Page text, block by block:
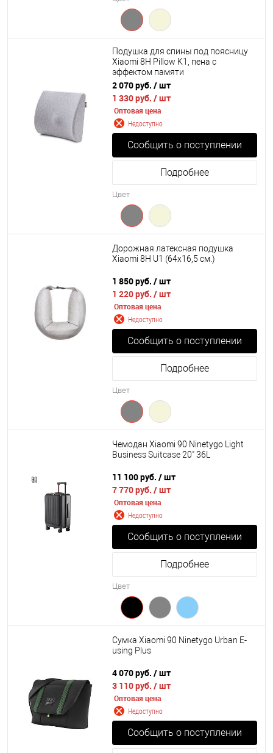
Подушка для спины под поясницу
Xiaomi 8H Pillow K1, пена с
эффектом памяти
2 070 руб. / шт
1 330 руб. / шт
Оптовая цена
Недоступно
Сообщить о поступлении
Подробнее
Цвет
Дорожная латексная подушка
Xiaomi 8H U1 (64х16,5 см.)
1 850 руб. / шт
1 220 руб. / шт
Оптовая цена
Недоступно
Сообщить о поступлении
Подробнее
Цвет
Чемодан Xiaomi 90 Ninetygo Light
Business Suitcase 20" 36L
11 100 руб. / шт
7 770 руб. / шт
Оптовая цена
Недоступно
Сообщить о поступлении
Подробнее
Цвет
Сумка Xiaomi 90 Ninetygo Urban E-
using Plus
4 070 руб. / шт
3 110 руб. / шт
Оптовая цена
Недоступно
Сообщить о поступлении